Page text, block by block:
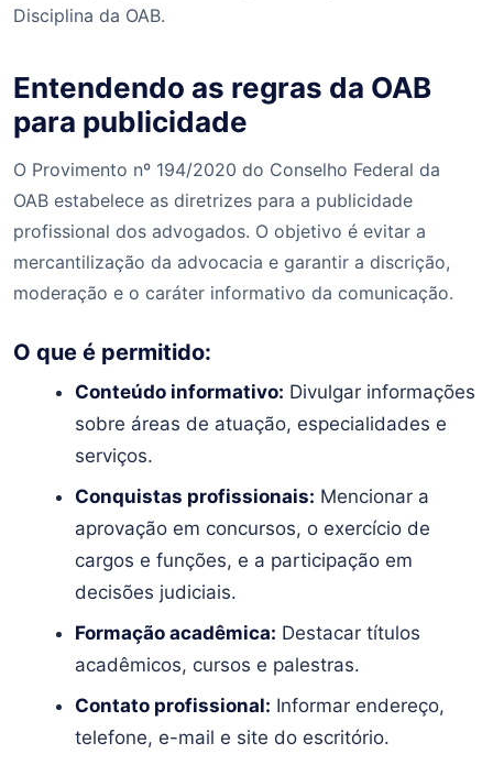
Disciplina da OAB.
Entendendo as regras da OAB
para publicidade
O Provimento nº 194/2020 do Conselho Federal da
OAB estabelece as diretrizes para a publicidade
profissional dos advogados. O objetivo é evitar a
mercantilização da advocacia e garantir a discrição,
moderação e o caráter informativo da comunicação.
O que é permitido:
Conteúdo informativo: Divulgar informações
sobre áreas de atuação, especialidades e
serviços.
Conquistas profissionais: Mencionar a
aprovação em concursos, o exercício de
cargos e funções, e a participação em
decisões judiciais.
Formação acadêmica: Destacar títulos
acadêmicos, cursos e palestras.
Contato profissional: Informar endereço,
telefone, e-mail e site do escritório.